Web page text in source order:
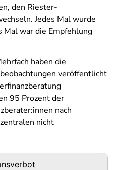
den Riester-
Jedes Mal wurde
Mal war die Empfehlung
haben die
veröffentlicht
95 Prozent der
nach
nicht